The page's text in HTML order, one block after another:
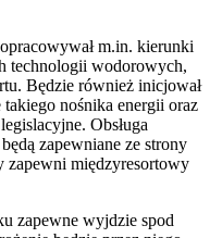
m.in. kierunki
technologii wodorowych,
Będzie również inicjował
nośnika energii oraz
Obsługa
zapewniane ze strony
zapewni międzyresortowy
zapewne wyjdzie spod